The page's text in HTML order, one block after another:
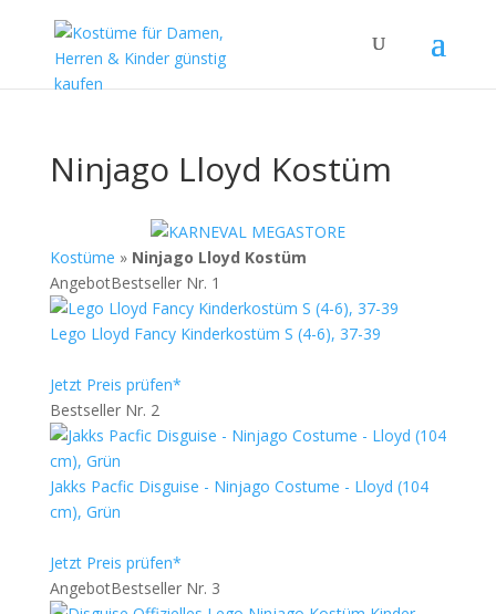
Ninjago Lloyd Kostüm
Kostüme » Ninjago Lloyd Kostüm
AngebotBestseller Nr. 1
Lego Lloyd Fancy Kinderkostüm S (4-6), 37-39
Jetzt Preis prüfen*
Bestseller Nr. 2
Jakks Pacfic Disguise - Ninjago Costume - Lloyd (104
cm), Grün
Jetzt Preis prüfen*
AngebotBestseller Nr. 3